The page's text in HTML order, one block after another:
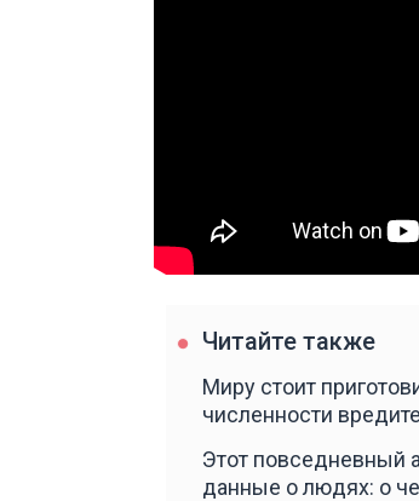
Читайте также
Миру стоит
численности
Этот повседневный
данные о людях: о